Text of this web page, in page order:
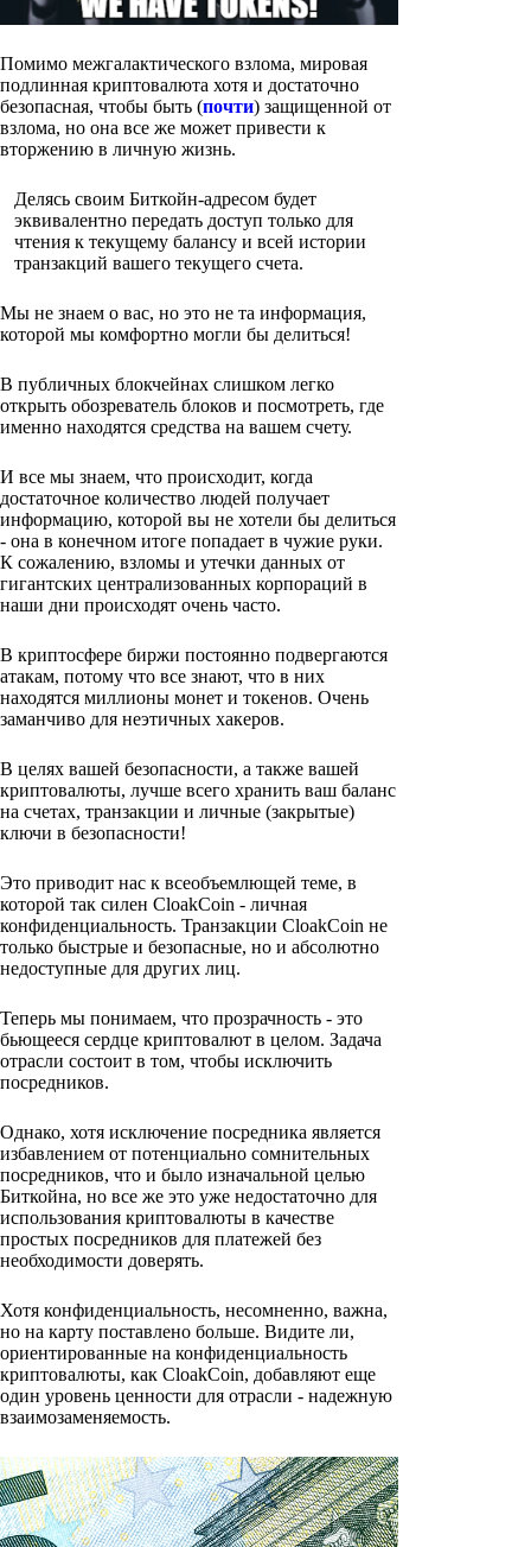
Помимо межгалактического взлома, мировая
подлинная криптовалюта хотя и достаточно
безопасная, чтобы быть (почти) защищенной от
взлома, но она все же может привести к
вторжению в личную жизнь.
Делясь своим Биткойн-адресом будет
эквивалентно передать доступ только для
чтения к текущему балансу и всей истории
транзакций вашего текущего счета.
Мы не знаем о вас, но это не та информация,
которой мы комфортно могли бы делиться!
В публичных блокчейнах слишком легко
открыть обозреватель блоков и посмотреть, где
именно находятся средства на вашем счету.
И все мы знаем, что происходит, когда
достаточное количество людей получает
информацию, которой вы не хотели бы делиться
- она в конечном итоге попадает в чужие руки.
К сожалению, взломы и утечки данных от
гигантских централизованных корпораций в
наши дни происходят очень часто.
В криптосфере биржи постоянно подвергаются
атакам, потому что все знают, что в них
находятся миллионы монет и токенов. Очень
заманчиво для неэтичных хакеров.
В целях вашей безопасности, а также вашей
криптовалюты, лучше всего хранить ваш баланс
на счетах, транзакции и личные (закрытые)
ключи в безопасности!
Это приводит нас к всеобъемлющей теме, в
которой так силен CloakCoin - личная
конфиденциальность. Транзакции CloakCoin не
только быстрые и безопасные, но и абсолютно
недоступные для других лиц.
Теперь мы понимаем, что прозрачность - это
бьющееся сердце криптовалют в целом. Задача
отрасли состоит в том, чтобы исключить
посредников.
Однако, хотя исключение посредника является
избавлением от потенциально сомнительных
посредников, что и было изначальной целью
Биткойна, но все же это уже недостаточно для
использования криптовалюты в качестве
простых посредников для платежей без
необходимости доверять.
Хотя конфиденциальность, несомненно, важна,
но на карту поставлено больше. Видите ли,
ориентированные на конфиденциальность
криптовалюты, как CloakCoin, добавляют еще
один уровень ценности для отрасли - надежную
взаимозаменяемость.